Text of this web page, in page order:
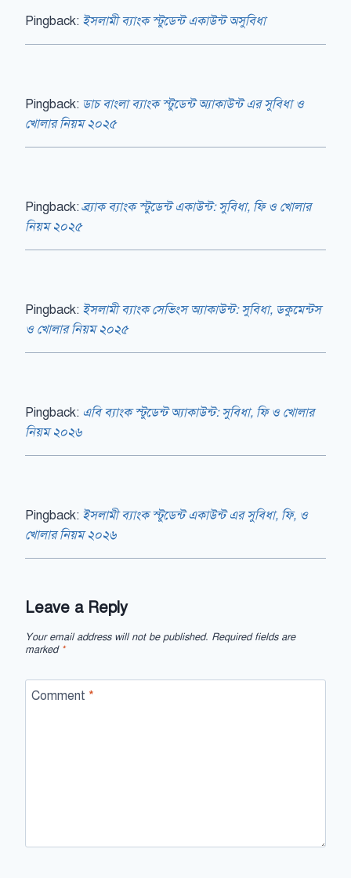
Pingback: ইসলামী ব্যাংক স্টুডেন্ট একাউন্ট অসুবিধা
Pingback: ডাচ বাংলা ব্যাংক স্টুডেন্ট অ্যাকাউন্ট এর সুবিধা ও
খোলার নিয়ম ২০২৫
Pingback:ব্র্যাক ব্যাংক স্টুডেন্ট একাউন্ট: সুবিধা, ফি ও খোলার
নিয়ম ২০২৫
Pingback: ইসলামী ব্যাংক সেভিংস অ্যাকাউন্ট: সুবিধা, ডকুমেন্টস
ও খোলার নিয়ম ২০২৫
Pingback: এবি ব্যাংক স্টুডেন্ট অ্যাকাউন্ট: সুবিধা, ফি ও খোলার
নিয়ম ২০২৬
Pingback: ইসলামী ব্যাংক স্টুডেন্ট একাউন্ট এর সুবিধা, ফি, ও
খোলার নিয়ম ২০২৬
Leave a Reply
Your email address will not be published. Required fields are
marked *
Comment *